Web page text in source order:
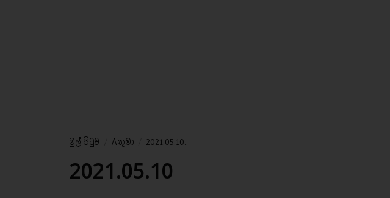
මුල් පිටුව A තුමා 2021.05.10..
2021.05.10